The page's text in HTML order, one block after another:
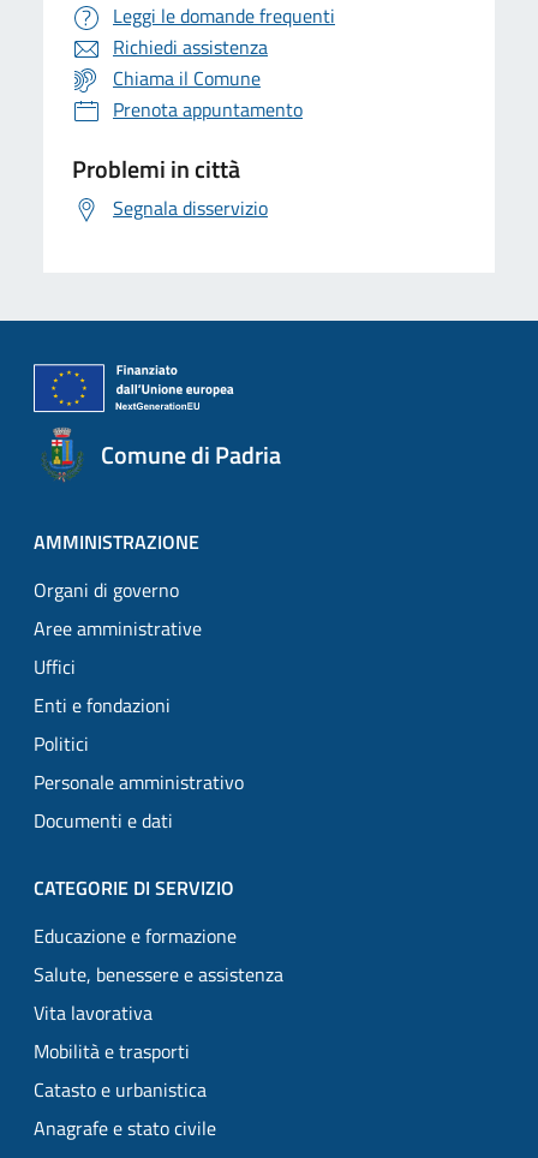
Leggi le domande frequenti
Richiedi assistenza
Chiama il Comune
Prenota appuntamento
Problemi in città
Segnala disservizio
Comune di Padria
AMMINISTRAZIONE
Organi di governo
Aree amministrative
Uffici
Enti e fondazioni
Politici
Personale amministrativo
Documenti e dati
CATEGORIE DI SERVIZIO
Educazione e formazione
Salute, benessere e assistenza
Vita lavorativa
Mobilità e trasporti
Catasto e urbanistica
Anagrafe e stato civile